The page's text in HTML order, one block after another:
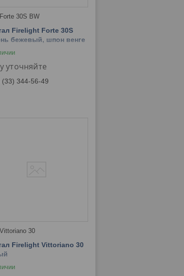
Forte 30S BW
Firelight Forte 30S
бежевый, шпон венге
уточняйте
(33) 344-56-49
Vittoriano 30
Firelight Vittoriano 30